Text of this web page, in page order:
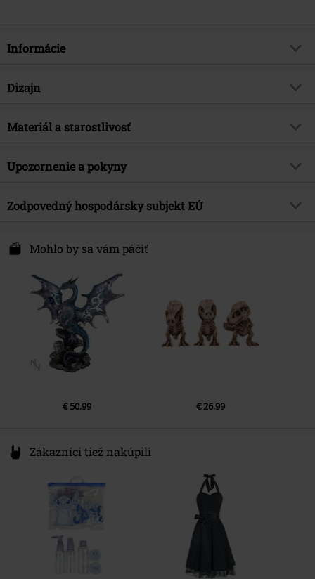
Informácie
Tovar č.
Téma produktov
Fan merch, Disney, Film, Disney
Licencia
Dátum vydania
11/21/24
Dizajn
Typ výrobku
Materiál a starostlivosť
Vrchný materiál
Upozornenie a pokyny
od 14 rokov.
Zodpovedný hospodársky subjekt EÚ
Route Départementale 6007 2426
06272 Villeneuve-loubet
France
www.enescofrance.com
Mohlo by sa vám páčiť
€ 50,99 € 26,99
Zákazníci tiež nakúpili